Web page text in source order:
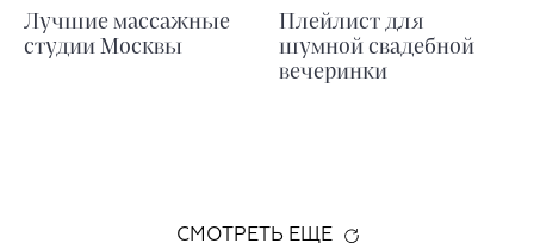
Лучшие массажные
студии Москвы
Плейлист для
шумной свадебной
вечеринки
СМОТРЕТЬ ЕЩЕ